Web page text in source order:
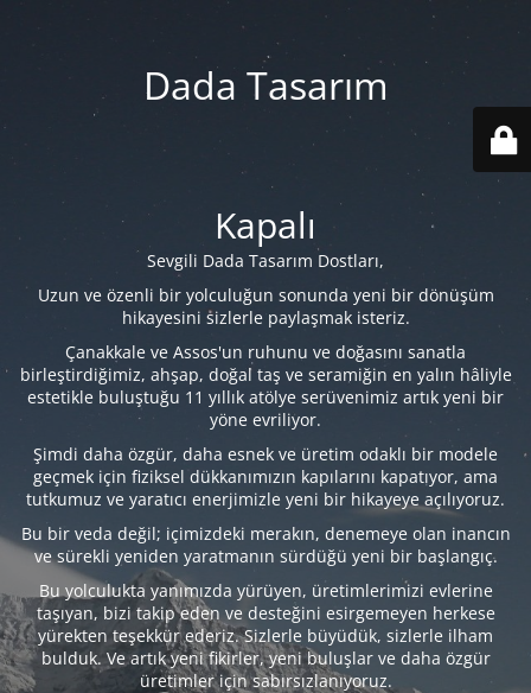
Dada Tasarım
Kapalı
Sevgili Dada Tasarım Dostları,
Uzun ve özenli bir yolculuğun sonunda yeni bir dönüşüm
hikayesini sizlerle paylaşmak isteriz.
Çanakkale ve Assos'un ruhunu ve doğasını sanatla
birleştirdiğimiz, ahşap, doğal taş ve seramiğin en yalın hâliyle
estetikle buluştuğu 11 yıllık atölye serüvenimiz artık yeni bir
yöne evriliyor.
Şimdi daha özgür, daha esnek ve üretim odaklı bir modele
geçmek için fiziksel dükkanımızın kapılarını kapatıyor, ama
tutkumuz ve yaratıcı enerjimizle yeni bir hikayeye açılıyoruz.
Bu bir veda değil; içimizdeki merakın, denemeye olan inancın
ve sürekli yeniden yaratmanın sürdüğü yeni bir başlangıç.
Bu yolculukta yanımızda yürüyen, üretimlerimizi evlerine
taşıyan, bizi takip eden ve desteğini esirgemeyen herkese
yürekten teşekkür ederiz. Sizlerle büyüdük, sizlerle ilham
bulduk. Ve artık yeni fikirler, yeni buluşlar ve daha özgür
üretimler için sabırsızlanıyoruz.